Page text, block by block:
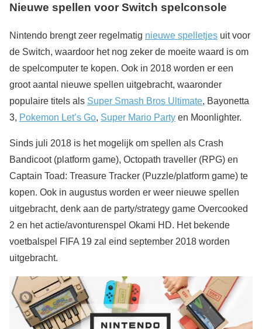
Nieuwe spellen voor Switch spelconsole
Nintendo brengt zeer regelmatig nieuwe spelletjes uit voor
de Switch, waardoor het nog zeker de moeite waard is om
de spelcomputer te kopen. Ook in 2018 worden er een
groot aantal nieuwe spellen uitgebracht, waaronder
populaire titels als Super Smash Bros Ultimate, Bayonetta
3, Pokemon Let’s Go, Super Mario Party en Moonlighter.
Sinds juli 2018 is het mogelijk om spellen als Crash
Bandicoot (platform game), Octopath traveller (RPG) en
Captain Toad: Treasure Tracker (Puzzle/platform game) te
kopen. Ook in augustus worden er weer nieuwe spellen
uitgebracht, denk aan de party/strategy game Overcooked
2 en het actie/avonturenspel Okami HD. Het bekende
voetbalspel FIFA 19 zal eind september 2018 worden
uitgebracht.